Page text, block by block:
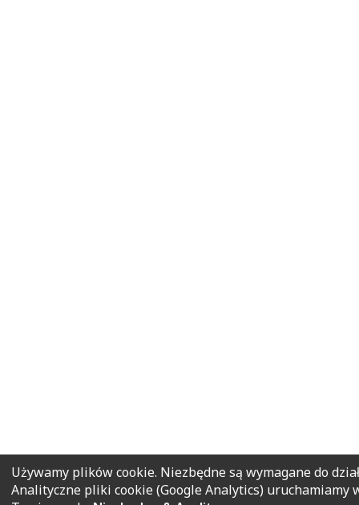
Używamy plików cookie. Niezbędne są wymagane do
Analityczne pliki cookie (Google Analytics) uruchamiamy